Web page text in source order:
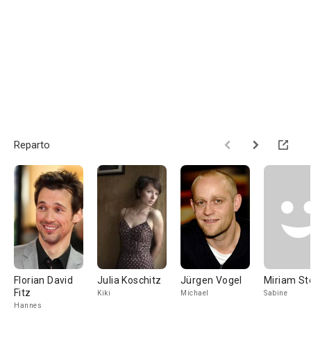
Reparto
Florian David
Fitz
Hannes
Julia Koschitz
Kiki
Jürgen Vogel
Michael
Miriam
Sabine